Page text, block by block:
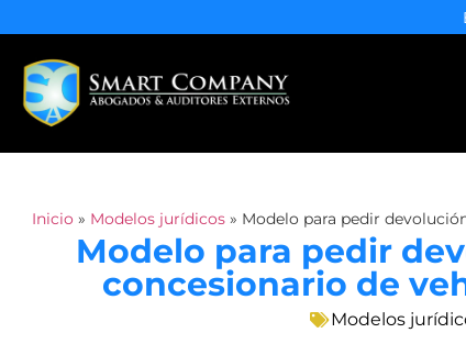
Inicio » Modelos jurídicos » Modelo para pedir
Modelo para pedir
concesionario de
Modelos